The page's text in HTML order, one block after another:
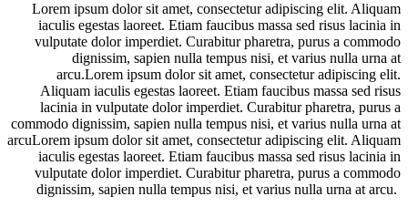
Lorem ipsum dolor sit amet, consectetur adipiscing elit. Aliquam
iaculis egestas laoreet. Etiam faucibus massa sed risus lacinia in
vulputate dolor imperdiet. Curabitur pharetra, purus a commodo
dignissim, sapien nulla tempus nisi, et varius nulla urna at
arcu.Lorem ipsum dolor sit amet, consectetur adipiscing elit.
Aliquam iaculis egestas laoreet. Etiam faucibus massa sed risus
lacinia in vulputate dolor imperdiet. Curabitur pharetra, purus a
commodo dignissim, sapien nulla tempus nisi, et varius nulla urna at
arcuLorem ipsum dolor sit amet, consectetur adipiscing elit. Aliquam
iaculis egestas laoreet. Etiam faucibus massa sed risus lacinia in
vulputate dolor imperdiet. Curabitur pharetra, purus a commodo
dignissim, sapien nulla tempus nisi, et varius nulla urna at arcu.